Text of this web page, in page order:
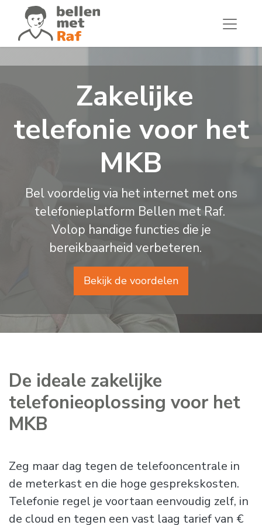
Zakelijke
telefonie voor het
MKB
Bel voordelig via het internet met ons
telefonieplatform Bellen met Raf.
Volop handige functies die je
bereikbaarheid verbeteren.
Bekijk de voordelen
De ideale zakelijke
telefonieoplossing voor het
MKB
Zeg maar dag tegen de telefooncentrale in
de meterkast en die hoge gesprekskosten.
Telefonie regel je voortaan eenvoudig zelf, in
de cloud en tegen een vast laag tarief van €